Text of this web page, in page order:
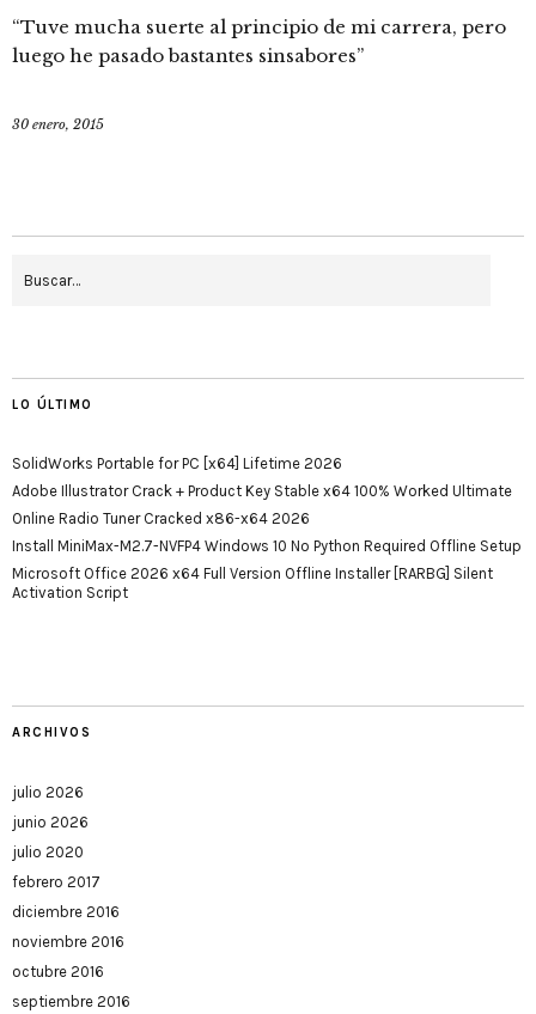
“Tuve mucha suerte al principio de mi carrera, pero
luego he pasado bastantes sinsabores”
30 enero, 2015
LO ÚLTIMO
SolidWorks Portable for PC [x64] Lifetime 2026
Adobe Illustrator Crack + Product Key Stable x64 100% Worked Ultimate
Online Radio Tuner Cracked x86-x64 2026
Install MiniMax-M2.7-NVFP4 Windows 10 No Python Required Offline Setup
Microsoft Office 2026 x64 Full Version Offline Installer [RARBG] Silent
Activation Script
ARCHIVOS
julio 2026
junio 2026
julio 2020
febrero 2017
diciembre 2016
noviembre 2016
octubre 2016
septiembre 2016